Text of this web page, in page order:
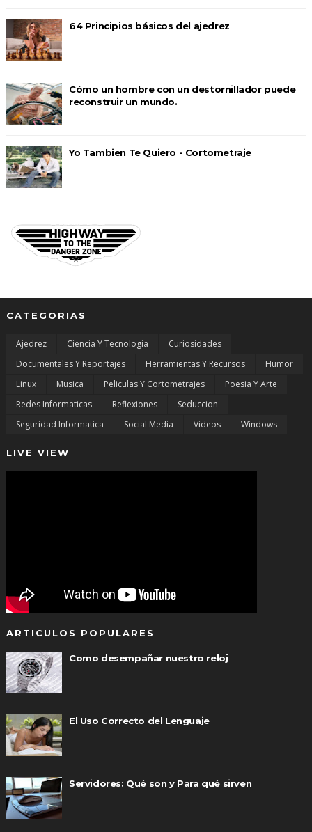
64 Principios básicos del ajedrez
Cómo un hombre con un destornillador puede
reconstruir un mundo.
Yo Tambien Te Quiero - Cortometraje
CATEGORIAS
Ajedrez Ciencia Y Tecnologia
Curiosidades
Documentales Y Reportajes
Herramientas Y Recursos
Humor
Linux
Musica Peliculas Y Cortometrajes
Poesia Y Arte
Redes Informaticas
Reflexiones
Seduccion
Seguridad Informatica
Social Media Videos Windows
LIVE VIEW
ARTICULOS POPULARES
Como desempañar nuestro reloj
El Uso Correcto del Lenguaje
Servidores: Qué son y Para qué sirven